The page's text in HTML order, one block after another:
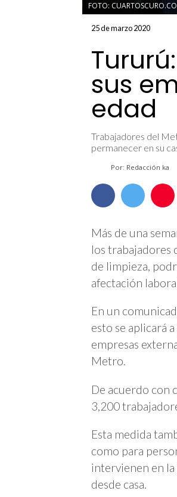
FOTO:
25 de marzo 2020
sus
edad
Trabajadores del
permanecer en su
Por: Redacción ka
Más de una
los trabajadores
de limpieza,
afectación
En un
esto se aplicará
empresas
Metro.
De acuerdo con
3,200
Esta medida
como para
intervienen en
desde casa.